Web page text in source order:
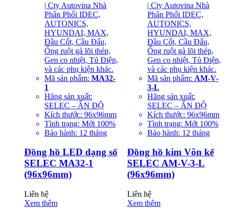
| Cty Autovina Nhà
Phân Phối IDEC,
AUTONICS,
HYUNDAI, MAX,
Đầu Cốt, Cầu Đấu,
Ống ruột gà lõi thép,
Gen co nhiệt, Tủ Điện,
và các phụ kiện khác.
Mã sản phẩm: MA32-
1
Hãng sản xuất:
SELEC – ẤN ĐỘ
Kích thước: 96x96mm
Tình trạng: Mới 100%
Bảo hành: 12 tháng
Đồng hồ LED dạng số
SELEC MA32-1
(96x96mm)
Liên hệ
Xem thêm
| Cty Autovina Nhà
Phân Phối IDEC,
AUTONICS,
HYUNDAI, MAX,
Đầu Cốt, Cầu Đấu,
Ống ruột gà lõi thép,
Gen co nhiệt, Tủ Điện,
và các phụ kiện khác.
Mã sản phẩm: AM-V-
3-L
Hãng sản xuất:
SELEC – ẤN ĐỘ
Kích thước: 96x96mm
Tình trạng: Mới 100%
Bảo hành: 12 tháng
Đồng hồ kim Vôn kế
SELEC AM-V-3-L
(96x96mm)
Liên hệ
Xem thêm